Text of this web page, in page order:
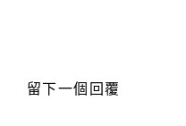
留下一個回覆